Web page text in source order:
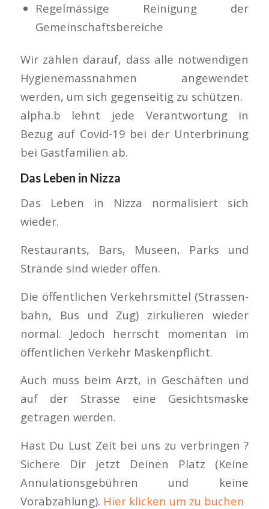
Regelmässige Reinigung der
Gemeinschaftsbereiche
Wir zählen darauf, dass alle notwendigen
Hygienemassnahmen angewendet
werden, um sich gegenseitig zu schützen.
alpha.b lehnt jede Verantwortung in
Bezug auf Covid-19 bei der Unterbrinung
bei Gastfamilien ab.
Das Leben in Nizza
Das Leben in Nizza normalisiert sich
wieder.
Restaurants, Bars, Museen, Parks und
Strände sind wieder offen.
Die öffentlichen Verkehrsmittel (Strassen-
bahn, Bus und Zug) zirkulieren wieder
normal. Jedoch herrscht momentan im
öffentlichen Verkehr Maskenpflicht.
Auch muss beim Arzt, in Geschäften und
auf der Strasse eine Gesichtsmaske
getragen werden.
Hast Du Lust Zeit bei uns zu verbringen ?
Sichere Dir jetzt Deinen Platz (Keine
Annulationsgebühren und keine
Vorabzahlung). Hier klicken um zu buchen